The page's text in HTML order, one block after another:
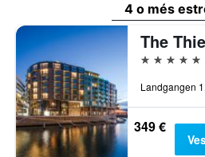
4 o més
5 estrelles
349 €